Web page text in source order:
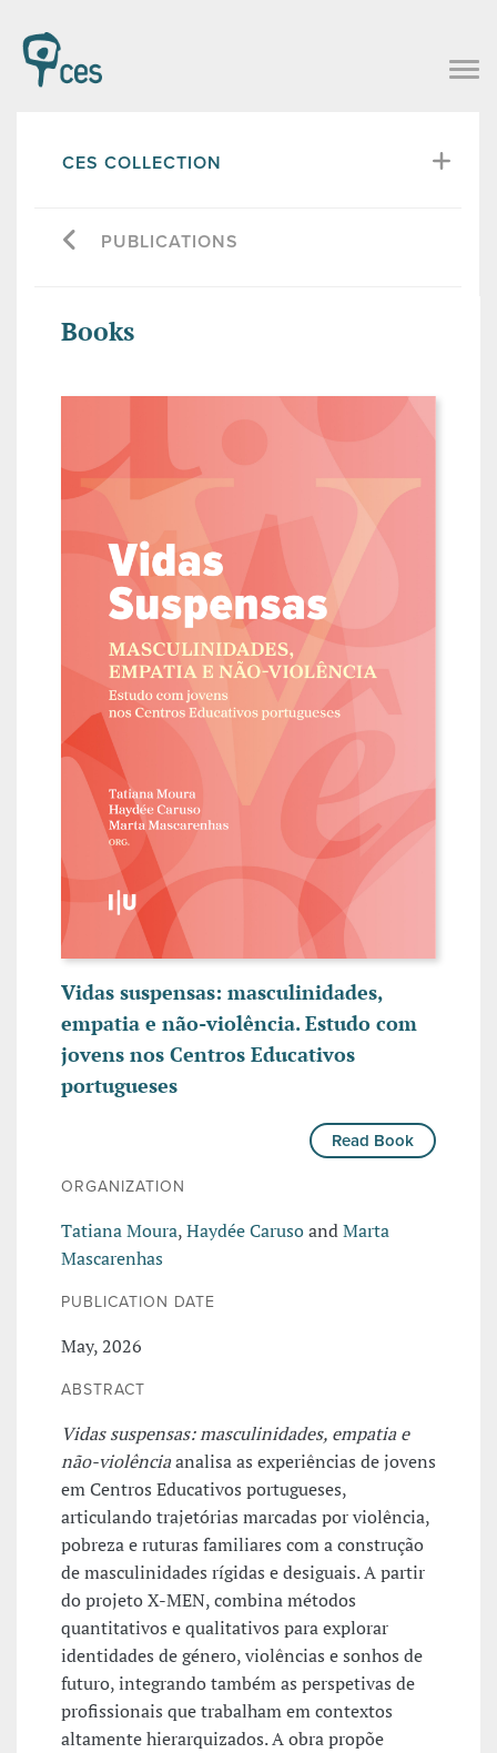
CES COLLECTION
PUBLICATIONS
Books
Vidas suspensas: masculinidades,
empatia e não-violência. Estudo com
jovens nos Centros Educativos
portugueses
Read Book
ORGANIZATION
Tatiana Moura,Haydée CarusoandMarta
Mascarenhas
PUBLICATION DATE
May, 2026
ABSTRACT
Vidas suspensas: masculinidades, empatia e
não-violênciaanalisa as experiências de jovens
em Centros Educativos portugueses,
articulando trajetórias marcadas por violência,
pobreza e ruturas familiares com a construção
de masculinidades rígidas e desiguais. A partir
do projeto X-MEN, combina métodos
quantitativos e qualitativos para explorar
identidades de género, violências e sonhos de
futuro, integrando também as perspetivas de
profissionais que trabalham em contextos
altamente hierarquizados. A obra propõe